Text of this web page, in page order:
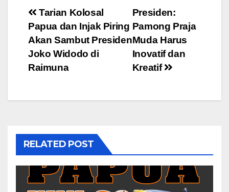
Post
navigation
Presiden:
Pamong Praja
Muda Harus
Inovatif dan
Kreatif
Tarian Kolosal
Papua dan Injak Piring
Akan Sambut Presiden
Joko Widodo di
Raimuna
RELATED POST